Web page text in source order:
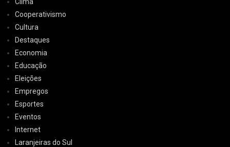
Cooperativismo
Cultura
Destaques
Economia
Educação
Eleições
Empregos
Esportes
Eventos
Internet
Laranjeiras do Sul